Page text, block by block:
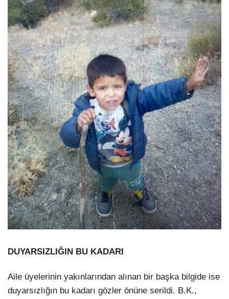
DUYARSIZLIĞIN BU KADARI
Aile üyelerinin yakınlarından alınan bir başka bilgide ise
duyarsızlığın bu kadarı gözler önüne serildi. B.K.,